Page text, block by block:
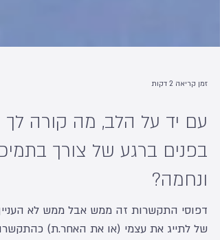
זמן קריאה 2 דקות
עם יד על הלב, מה קורה לך
ונחמה?